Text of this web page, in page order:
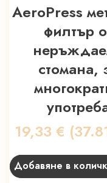
AeroPress
филтър
стомана,
19,33 €
Добавяне в